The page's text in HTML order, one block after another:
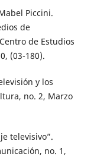
Piccini.
de
de Estudios
(03-180).
y los
no. 2, Marzo
televisivo”.
no. 1,